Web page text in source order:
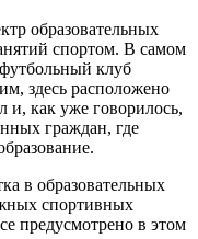
образовательных
спортом. В самом
клуб
здесь расположено
и, как уже говорилось,
граждан, где
в образовательных
спортивных
предусмотрено в этом